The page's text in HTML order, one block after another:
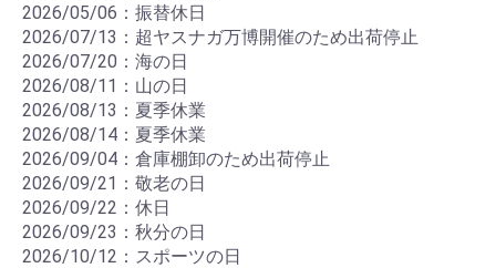
2026/05/06：振替休日
2026/07/13：超ヤスナガ万博開催のため出荷停止
2026/07/20：海の日
2026/08/11：山の日
2026/08/13：夏季休業
2026/08/14：夏季休業
2026/09/04：倉庫棚卸のため出荷停止
2026/09/21：敬老の日
2026/09/22：休日
2026/09/23：秋分の日
2026/10/12：スポーツの日